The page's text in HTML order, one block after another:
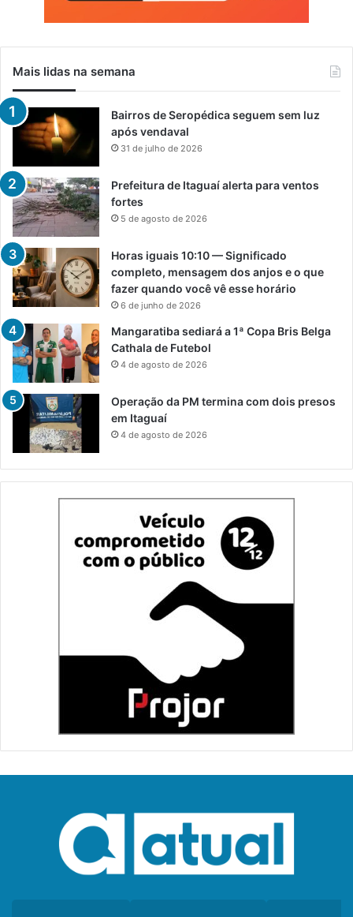
Mais lidas na semana
Bairros de Seropédica seguem sem luz
após vendaval
31 de julho de 2026
Prefeitura de Itaguaí alerta para ventos
fortes
5 de agosto de 2026
Horas iguais 10:10 — Significado
completo, mensagem dos anjos e o que
fazer quando você vê esse horário
6 de junho de 2026
Mangaratiba sediará a 1ª Copa Bris Belga
Cathala de Futebol
4 de agosto de 2026
Operação da PM termina com dois presos
em Itaguaí
4 de agosto de 2026